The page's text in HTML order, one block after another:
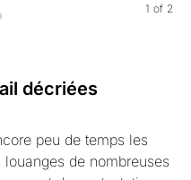
1 of 2
décriées
peu de temps les
de nombreuses